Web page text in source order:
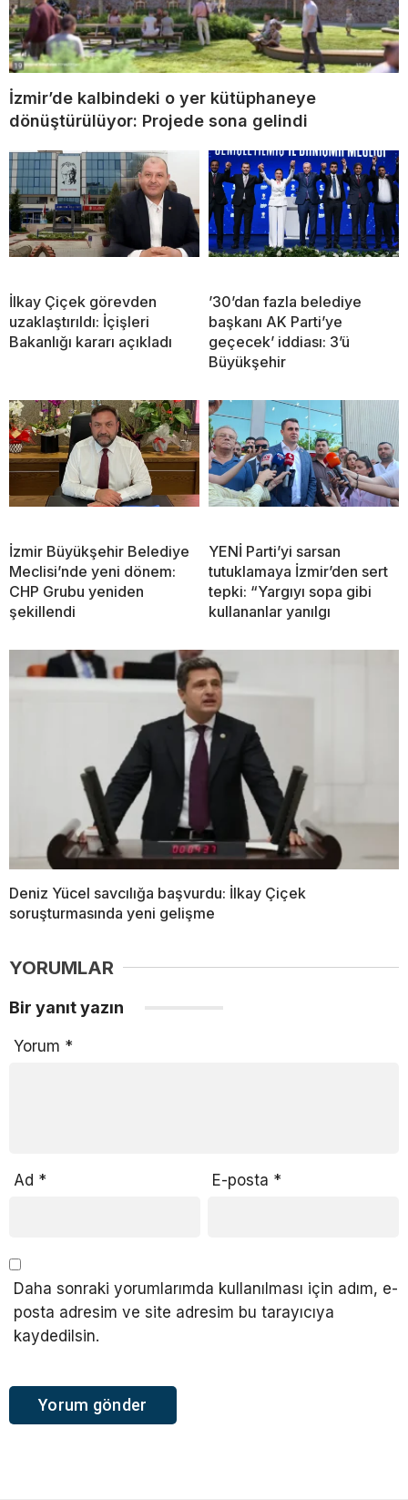
İzmir’de kalbindeki o yer kütüphaneye
dönüştürülüyor: Projede sona gelindi
İlkay Çiçek görevden
uzaklaştırıldı: İçişleri
Bakanlığı kararı açıkladı
’30’dan fazla belediye
başkanı AK Parti’ye
geçecek’ iddiası: 3’ü
Büyükşehir
İzmir Büyükşehir Belediye
Meclisi’nde yeni dönem:
CHP Grubu yeniden
şekillendi
YENİ Parti’yi sarsan
tutuklamaya İzmir’den sert
tepki: “Yargıyı sopa gibi
kullananlar yanılgı
Deniz Yücel savcılığa başvurdu: İlkay Çiçek
soruşturmasında yeni gelişme
YORUMLAR
Bir yanıt yazın
Yorum *
Ad * E-posta *
Daha sonraki yorumlarımda kullanılması için adım, e-
posta adresim ve site adresim bu tarayıcıya
kaydedilsin.